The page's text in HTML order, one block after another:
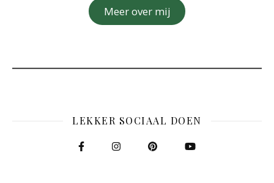
Meer over mij
LEKKER SOCIAAL DOEN